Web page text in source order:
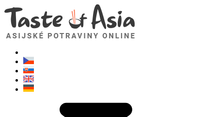
TasteOfAsia.cz
Neváhejte se zeptat. Jsem tady pro vás!